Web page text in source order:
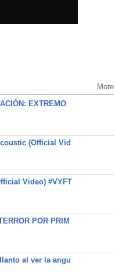
More
EXTREMO
(Official Vid
Video) #VYFT
POR PRIM
al ver la angu